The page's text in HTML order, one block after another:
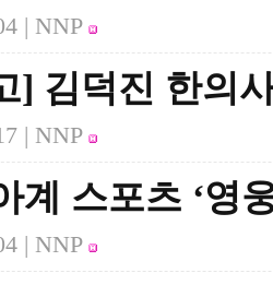
| NNP
] 김덕진 한의
| NNP
계 스포츠 ‘영
| NNP